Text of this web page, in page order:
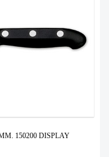
150200 DISPLAY